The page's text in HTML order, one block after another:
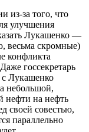
из-за того, что
улучшения
Лукашенко —
весьма скромные)
конфликта
госсекретарь
Лукашенко
небольшой,
нефти на нефть
своей совестью,
параллельно